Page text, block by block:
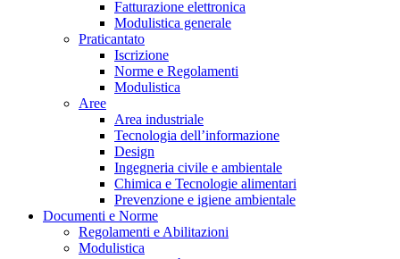
Fatturazione elettronica
Modulistica generale
Praticantato
Iscrizione
Norme e Regolamenti
Modulistica
Aree
Area industriale
Tecnologia dell’informazione
Design
Ingegneria civile e ambientale
Chimica e Tecnologie alimentari
Prevenzione e igiene ambientale
Documenti e Norme
Regolamenti e Abilitazioni
Modulistica